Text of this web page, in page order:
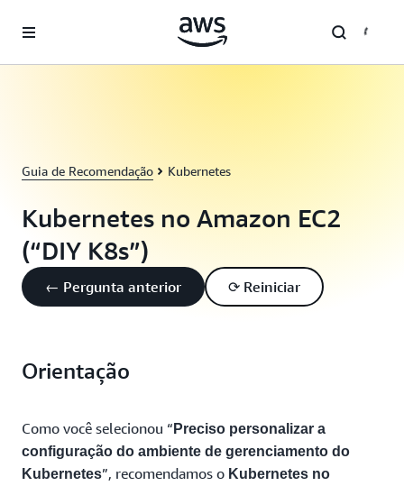
Pular para o conteúdo principal
Guia de Recomendação Kubernetes
Kubernetes no Amazon EC2
(“DIY K8s”)
← Pergunta anterior ⟳ Reiniciar
Orientação
Como você selecionou “ Preciso personalizar a
configuração do ambiente de gerenciamento do
Kubernetes”, recomendamos o Kubernetes no